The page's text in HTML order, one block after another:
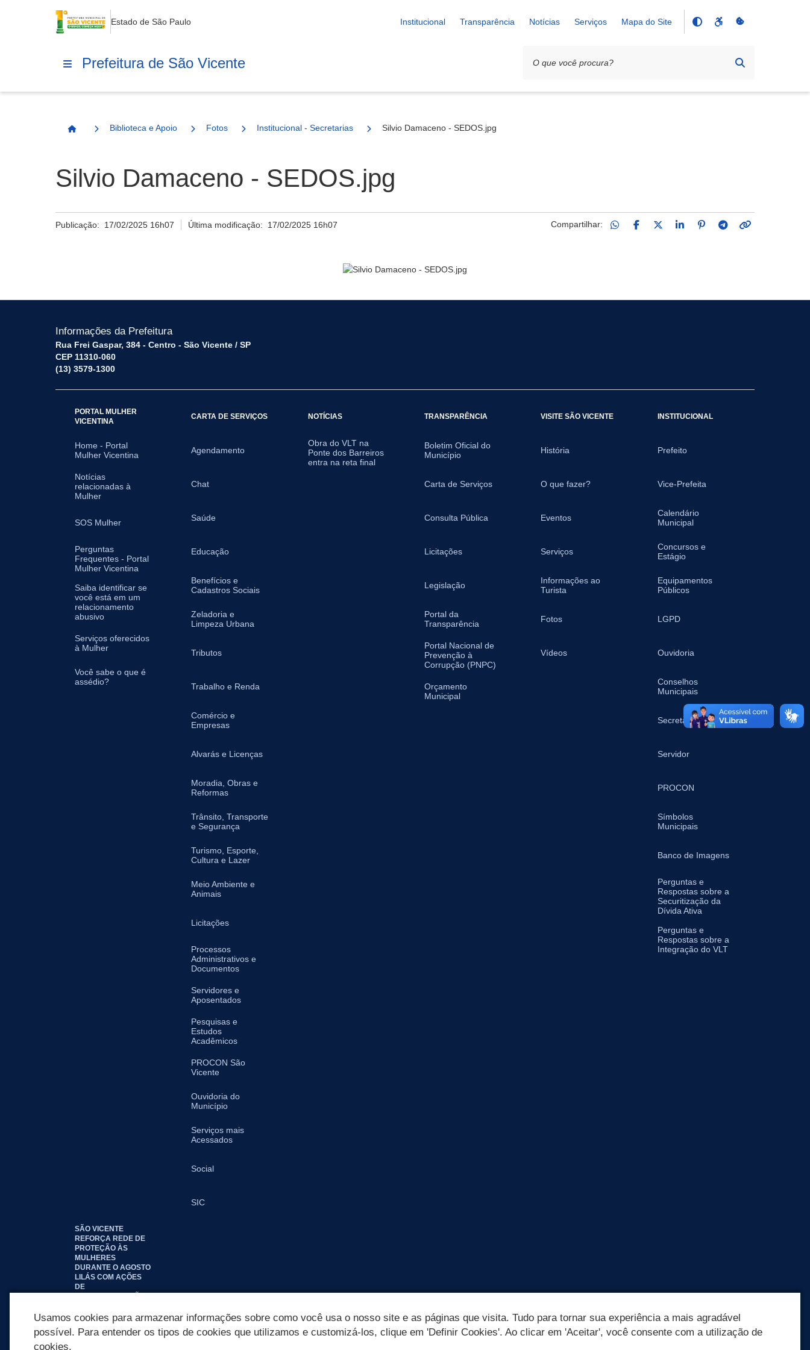
Estado de São Paulo Institucional Transparência Notícias Serviços Mapa do Site
Prefeitura de São Vicente
Página Inicial
Biblioteca e Apoio Fotos Institucional - Secretarias Silvio Damaceno - SEDOS.jpg
Silvio Damaceno - SEDOS.jpg
Publicação: 17/02/2025 16h07 Última modificação: 17/02/2025 16h07 Compartilhar:
Informações da Prefeitura
Rua Frei Gaspar, 384 - Centro - São Vicente / SP
CEP 11310-060
(13) 3579-1300
PORTAL MULHER
VICENTINA
Home - Portal
Mulher Vicentina
Notícias
relacionadas à
Mulher
SOS Mulher
Perguntas
Frequentes - Portal
Mulher Vicentina
Saiba identificar se
você está em um
relacionamento
abusivo
Serviços oferecidos
à Mulher
Você sabe o que é
assédio?
CARTA DE SERVIÇOS
Agendamento
Chat
Saúde
Educação
Benefícios e
Cadastros Sociais
Zeladoria e
Limpeza Urbana
Tributos
Trabalho e Renda
Comércio e
Empresas
Alvarás e Licenças
Moradia, Obras e
Reformas
Trânsito, Transporte
e Segurança
Turismo, Esporte,
Cultura e Lazer
Meio Ambiente e
Animais
Licitações
Processos
Administrativos e
Documentos
Servidores e
Aposentados
Pesquisas e
Estudos
Acadêmicos
PROCON São
Vicente
Ouvidoria do
Município
Serviços mais
Acessados
Social
SIC
NOTÍCIAS
Obra do VLT na
Ponte dos Barreiros
entra na reta final
TRANSPARÊNCIA
Boletim Oficial do
Município
Carta de Serviços
Consulta Pública
Licitações
Legislação
Portal da
Transparência
Portal Nacional de
Prevenção à
Corrupção (PNPC)
Orçamento
Municipal
VISITE SÃO VICENTE
História
O que fazer?
Eventos
Serviços
Informações ao
Turista
Fotos
Vídeos
INSTITUCIONAL
Prefeito
Vice-Prefeita
Calendário
Municipal
Concursos e
Estágio
Equipamentos
Públicos
LGPD
Ouvidoria
Conselhos
Municipais
Secretarias
Servidor
PROCON
Símbolos
Municipais
Banco de Imagens
Perguntas e
Respostas sobre a
Securitização da
Dívida Ativa
Perguntas e
Respostas sobre a
Integração do VLT
SÃO VICENTE
REFORÇA REDE DE
PROTEÇÃO ÀS
MULHERES
DURANTE O AGOSTO
LILÁS COM AÇÕES
DE
Usamos cookies para armazenar informações sobre como você usa o nosso site e as páginas que visita. Tudo para tornar sua experiência a mais agradável
possível. Para entender os tipos de cookies que utilizamos e customizá-los, clique em 'Definir Cookies'. Ao clicar em 'Aceitar', você consente com a utilização de
cookies.